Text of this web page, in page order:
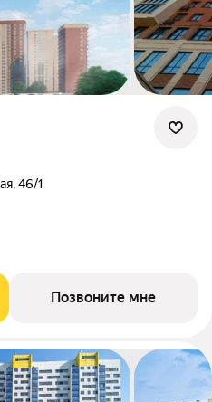
46/1
Позвоните мне